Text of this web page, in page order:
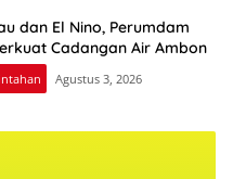
dan El Nino, Perumdam
Cadangan Air Ambon
Agustus 3, 2026